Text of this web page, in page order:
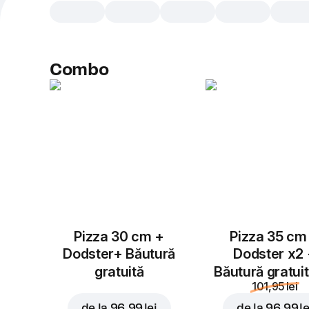
Combo
Pizza 30 cm +
Dodster+ Băutură
gratuită
Pizza 35 cm
Dodster x2
Băutură
101,95 lei